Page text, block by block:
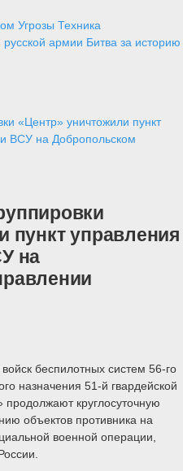
Угрозы Техника
армии Битва за историю
«Центр» уничтожили пункт
ВСУ на Добропольском
пункт управления
на
беспилотных систем 56-го
назначения 51-й гвардейской
продолжают круглосуточную
объектов противника на
военной операции,